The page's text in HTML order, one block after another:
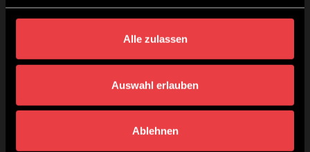
Alle zulassen
Auswahl erlauben
Ablehnen